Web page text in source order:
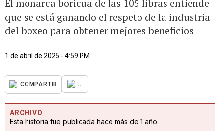
El monarca boricua de las 105 libras entiende
que se está ganando el respeto de la industria
del boxeo para obtener mejores beneficios
1 de abril de 2025 - 4:59 PM
COMPARTIR ...
ARCHIVO
Esta historia fue publicada hace más de 1 año.